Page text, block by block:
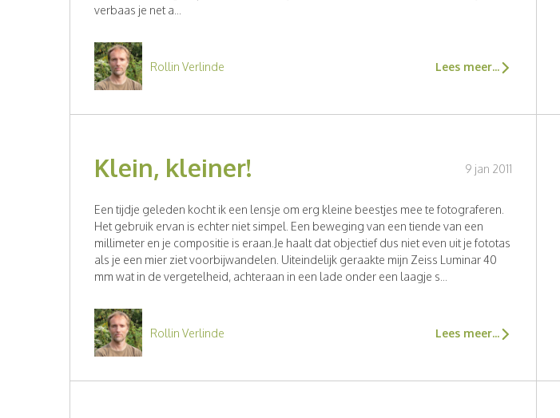
verbaas je net a...
Rollin Verlinde Lees meer...
Klein, kleiner! 9 jan 2011
Een tijdje geleden kocht ik een lensje om erg kleine beestjes mee te fotograferen.
Het gebruik ervan is echter niet simpel. Een beweging van een tiende van een
millimeter en je compositie is eraan.Je haalt dat objectief dus niet even uit je fototas
als je een mier ziet voorbijwandelen. Uiteindelijk geraakte mijn Zeiss Luminar 40
mm wat in de vergetelheid, achteraan in een lade onder een laagje s...
Rollin Verlinde Lees meer...